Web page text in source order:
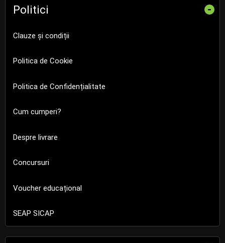
Politici -
Clauze și condiții
Politica de Cookie
Politica de Confidențialitate
Cum cumperi?
Despre livrare
Concursuri
Voucher educațional
SEAP SICAP